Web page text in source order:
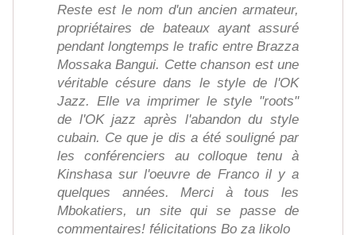
Reste est le nom d'un ancien armateur,
propriétaires de bateaux ayant assuré
pendant longtemps le trafic entre Brazza
Mossaka Bangui. Cette chanson est une
véritable césure dans le style de l'OK
Jazz. Elle va imprimer le style "roots"
de l'OK jazz après l'abandon du style
cubain. Ce que je dis a été souligné par
les conférenciers au colloque tenu à
Kinshasa sur l'oeuvre de Franco il y a
quelques années. Merci à tous les
Mbokatiers, un site qui se passe de
commentaires! félicitations Bo za likolo